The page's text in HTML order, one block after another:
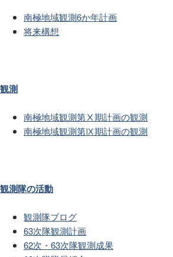
南極地域観測6か年計画
将来構想
観測
南極地域観測第Ⅹ期計画の観測
南極地域観測第Ⅸ期計画の観測
観測隊の活動
観測隊ブログ
63次隊観測計画
62次・63次隊観測成果